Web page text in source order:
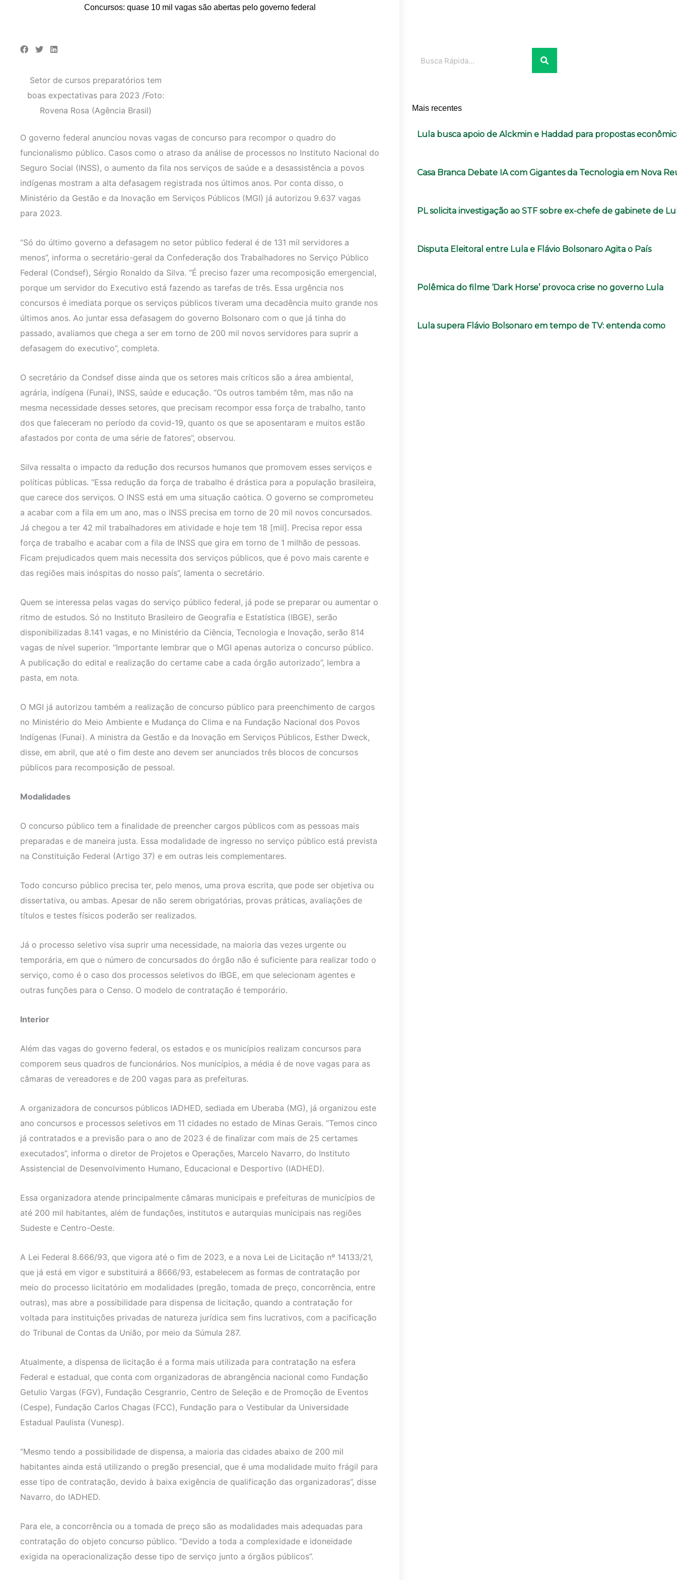
Concursos: quase 10 mil vagas são abertas pelo governo federal
Setor de cursos preparatórios tem
boas expectativas para 2023 /Foto:
Rovena Rosa (Agência Brasil)
O governo federal anunciou novas vagas de concurso para recompor o quadro do
funcionalismo público. Casos como o atraso da análise de processos no Instituto Nacional do
Seguro Social (INSS), o aumento da fila nos serviços de saúde e a desassistência a povos
indígenas mostram a alta defasagem registrada nos últimos anos. Por conta disso, o
Ministério da Gestão e da Inovação em Serviços Públicos (MGI) já autorizou 9.637 vagas
para 2023.
“Só do último governo a defasagem no setor público federal é de 131 mil servidores a
menos”, informa o secretário-geral da Confederação dos Trabalhadores no Serviço Público
Federal (Condsef), Sérgio Ronaldo da Silva. “É preciso fazer uma recomposição emergencial,
porque um servidor do Executivo está fazendo as tarefas de três. Essa urgência nos
concursos é imediata porque os serviços públicos tiveram uma decadência muito grande nos
últimos anos. Ao juntar essa defasagem do governo Bolsonaro com o que já tinha do
passado, avaliamos que chega a ser em torno de 200 mil novos servidores para suprir a
defasagem do executivo”, completa.
O secretário da Condsef disse ainda que os setores mais críticos são a área ambiental,
agrária, indígena (Funai), INSS, saúde e educação. “Os outros também têm, mas não na
mesma necessidade desses setores, que precisam recompor essa força de trabalho, tanto
dos que faleceram no período da covid-19, quanto os que se aposentaram e muitos estão
afastados por conta de uma série de fatores”, observou.
Silva ressalta o impacto da redução dos recursos humanos que promovem esses serviços e
políticas públicas. “Essa redução da força de trabalho é drástica para a população brasileira,
que carece dos serviços. O INSS está em uma situação caótica. O governo se comprometeu
a acabar com a fila em um ano, mas o INSS precisa em torno de 20 mil novos concursados.
Já chegou a ter 42 mil trabalhadores em atividade e hoje tem 18 [mil]. Precisa repor essa
força de trabalho e acabar com a fila de INSS que gira em torno de 1 milhão de pessoas.
Ficam prejudicados quem mais necessita dos serviços públicos, que é povo mais carente e
das regiões mais inóspitas do nosso país”, lamenta o secretário.
Quem se interessa pelas vagas do serviço público federal, já pode se preparar ou aumentar o
ritmo de estudos. Só no Instituto Brasileiro de Geografia e Estatística (IBGE), serão
disponibilizadas 8.141 vagas, e no Ministério da Ciência, Tecnologia e Inovação, serão 814
vagas de nível superior. “Importante lembrar que o MGI apenas autoriza o concurso público.
A publicação do edital e realização do certame cabe a cada órgão autorizado”, lembra a
pasta, em nota.
O MGI já autorizou também a realização de concurso público para preenchimento de cargos
no Ministério do Meio Ambiente e Mudança do Clima e na Fundação Nacional dos Povos
Indígenas (Funai). A ministra da Gestão e da Inovação em Serviços Públicos, Esther Dweck,
disse, em abril, que até o fim deste ano devem ser anunciados três blocos de concursos
públicos para recomposição de pessoal.
Modalidades
O concurso público tem a finalidade de preencher cargos públicos com as pessoas mais
preparadas e de maneira justa. Essa modalidade de ingresso no serviço público está prevista
na Constituição Federal (Artigo 37) e em outras leis complementares.
Todo concurso público precisa ter, pelo menos, uma prova escrita, que pode ser objetiva ou
dissertativa, ou ambas. Apesar de não serem obrigatórias, provas práticas, avaliações de
títulos e testes físicos poderão ser realizados.
Já o processo seletivo visa suprir uma necessidade, na maioria das vezes urgente ou
temporária, em que o número de concursados do órgão não é suficiente para realizar todo o
serviço, como é o caso dos processos seletivos do IBGE, em que selecionam agentes e
outras funções para o Censo. O modelo de contratação é temporário.
Interior
Além das vagas do governo federal, os estados e os municípios realizam concursos para
comporem seus quadros de funcionários. Nos municípios, a média é de nove vagas para as
câmaras de vereadores e de 200 vagas para as prefeituras.
A organizadora de concursos públicos IADHED, sediada em Uberaba (MG), já organizou este
ano concursos e processos seletivos em 11 cidades no estado de Minas Gerais. “Temos cinco
já contratados e a previsão para o ano de 2023 é de finalizar com mais de 25 certames
executados”, informa o diretor de Projetos e Operações, Marcelo Navarro, do Instituto
Assistencial de Desenvolvimento Humano, Educacional e Desportivo (IADHED).
Essa organizadora atende principalmente câmaras municipais e prefeituras de municípios de
até 200 mil habitantes, além de fundações, institutos e autarquias municipais nas regiões
Sudeste e Centro-Oeste.
A Lei Federal 8.666/93, que vigora até o fim de 2023, e a nova Lei de Licitação nº 14133/21,
que já está em vigor e substituirá a 8666/93, estabelecem as formas de contratação por
meio do processo licitatório em modalidades (pregão, tomada de preço, concorrência, entre
outras), mas abre a possibilidade para dispensa de licitação, quando a contratação for
voltada para instituições privadas de natureza jurídica sem fins lucrativos, com a pacificação
do Tribunal de Contas da União, por meio da Súmula 287.
Atualmente, a dispensa de licitação é a forma mais utilizada para contratação na esfera
Federal e estadual, que conta com organizadoras de abrangência nacional como Fundação
Getulio Vargas (FGV), Fundação Cesgranrio, Centro de Seleção e de Promoção de Eventos
(Cespe), Fundação Carlos Chagas (FCC), Fundação para o Vestibular da Universidade
Estadual Paulista (Vunesp).
“Mesmo tendo a possibilidade de dispensa, a maioria das cidades abaixo de 200 mil
habitantes ainda está utilizando o pregão presencial, que é uma modalidade muito frágil para
esse tipo de contratação, devido à baixa exigência de qualificação das organizadoras”, disse
Navarro, do IADHED.
Para ele, a concorrência ou a tomada de preço são as modalidades mais adequadas para
contratação do objeto concurso público. “Devido a toda a complexidade e idoneidade
exigida na operacionalização desse tipo de serviço junto a órgãos públicos”.
Mais recentes
Lula busca apoio de Alckmin e Haddad para propostas
Casa Branca Debate IA com Gigantes da Tecnologia em Nova
PL solicita investigação ao STF sobre ex-chefe de gabinete de
Disputa Eleitoral entre Lula e Flávio Bolsonaro Agita o País
Polêmica do filme ‘Dark Horse’ provoca crise no governo Lula
Lula supera Flávio Bolsonaro em tempo de TV: entenda como